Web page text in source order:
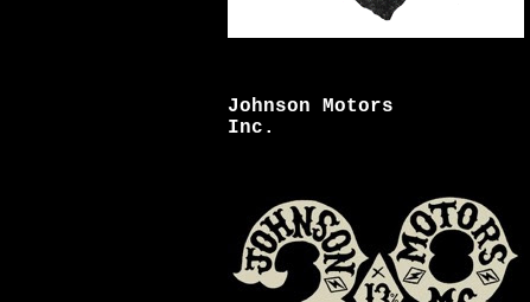
Johnson Motors
Inc.